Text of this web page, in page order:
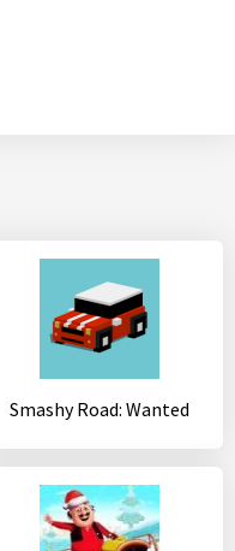
Smashy Road: Wanted